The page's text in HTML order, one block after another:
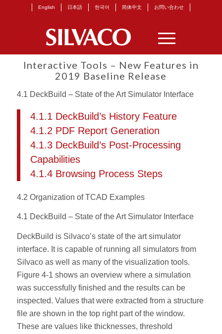
English 日本語 한국어 简体中文 お問い合わせ
Interactive Tools – New Features in
2019 Baseline Release
4.1 DeckBuild – State of the Art Simulator Interface
4.1.1 DeckBuild’s History Feature
4.1.2 PDF Report Generation
4.1.3 DeckBuild’s Post-Processing
Capabilities
4.1.4 Browsing Process Steps
4.2 Organization of TCAD Examples
4.1 DeckBuild – State of the Art Simulator Interface
DeckBuild is Silvaco’s state of the art simulator
interface. It is capable of running all simulators from
Silvaco as well as many of the visualization tools.
Figure 4-1 shows an overview where a simulation
was successfully finished and the results can be
inspected. Values that were extracted from a structure
file are shown in the top right part of the window.
These are values like thicknesses, threshold